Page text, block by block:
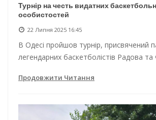
Турнір на честь видатних
особистостей
22 Липня 2025 16:45
В Одесі пройшов турнір, присвячений
легендарних баскетболістів Радова та
Продовжити Читання